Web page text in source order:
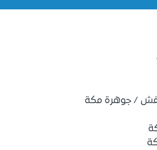
/ جوهرة مكة